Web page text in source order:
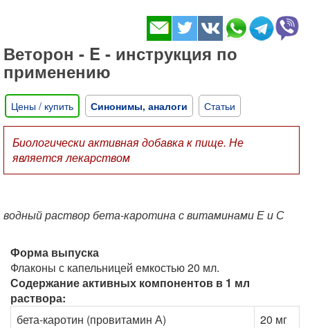
Веторон - E - инструкция по
применению
Цены / купить Синонимы, аналоги Статьи
Биологически активная добавка к пище. Не
является лекарством
водный раствор бета-каротина с витаминами Е и С
Форма выпуска
Флаконы с капельницей емкостью 20 мл.
Содержание активных компонентов в 1 мл
раствора:
бета-каротин (провитамин А)
20 мг